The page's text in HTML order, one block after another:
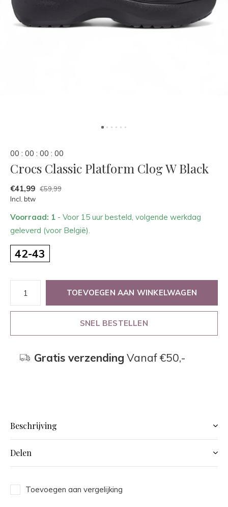
00 : 00 : 00 : 00
Crocs Classic Platform Clog W Black
€41,99 €59,99
Incl. btw
Voorraad: 1 - Voor 15 uur besteld, volgende werkdag
geleverd (voor België).
42-43
TOEVOEGEN AAN WINKELWAGEN
SNEL BESTELLEN
Gratis verzending Vanaf €50,-
Beschrijving
Delen
Toevoegen aan vergelijking